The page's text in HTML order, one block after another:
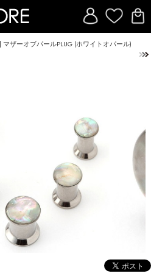
マザーオブパールPLUG (ホワイトオパール)